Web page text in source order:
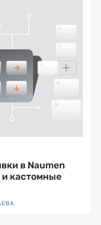
в Naumen
и кастомные